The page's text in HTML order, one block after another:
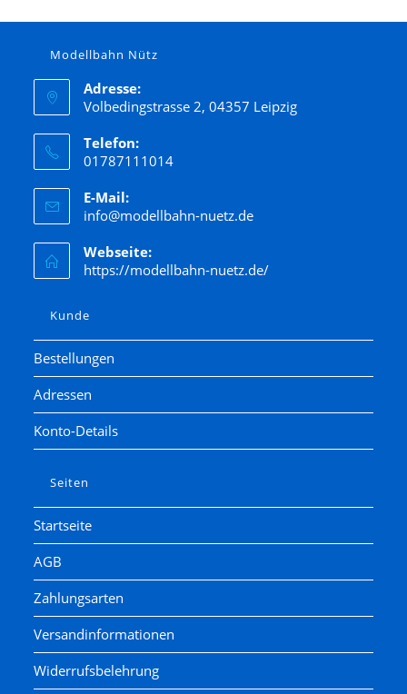
Modellbahn Nütz
Adresse:
Volbedingstrasse 2, 04357 Leipzig
Telefon:
01787111014
E-Mail:
info@modellbahn-nuetz.de
Webseite:
https://modellbahn-nuetz.de/
Kunde
Bestellungen
Adressen
Konto-Details
Seiten
Startseite
AGB
Zahlungsarten
Versandinformationen
Widerrufsbelehrung